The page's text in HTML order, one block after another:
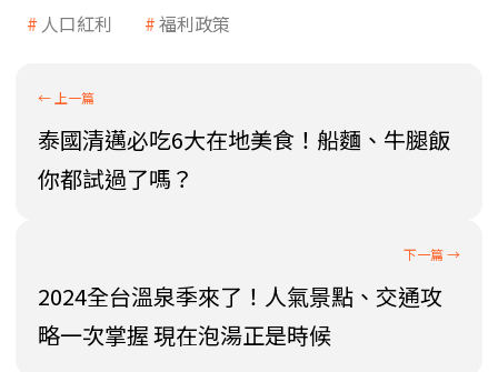
人口紅利
福利政策
泰國清邁必吃6大在地美食！船麵、牛腿飯
你都試過了嗎？
2024全台溫泉季來了！人氣景點、交通攻
略一次掌握 現在泡湯正是時候